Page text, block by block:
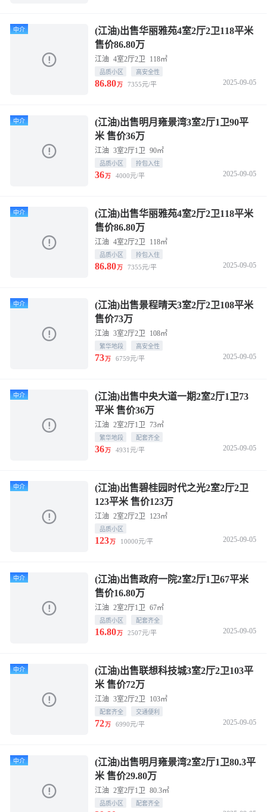
中介
(江油)出售华丽雅苑4室2厅2卫118平米
售价86.80万
江油 4室2厅2卫 118㎡
品质小区 高安全性
86.80万 7355元/平 2025-09-05
中介
(江油)出售明月雍景湾3室2厅1卫90平
米 售价36万
江油 3室2厅1卫 90㎡
品质小区 拎包入住
36万 4000元/平 2025-09-05
中介
(江油)出售华丽雅苑4室2厅2卫118平米
售价86.80万
江油 4室2厅2卫 118㎡
品质小区 拎包入住
86.80万 7355元/平 2025-09-05
中介
(江油)出售景程晴天3室2厅2卫108平米
售价73万
江油 3室2厅2卫 108㎡
繁华地段 高安全性
73万 6759元/平 2025-09-05
中介
(江油)出售中央大道一期2室2厅1卫73
平米 售价36万
江油 2室2厅1卫 73㎡
繁华地段 配套齐全
36万 4931元/平 2025-09-05
中介
(江油)出售碧桂园时代之光2室2厅2卫
123平米 售价123万
江油 2室2厅2卫 123㎡
品质小区
123万 10000元/平 2025-09-05
中介
(江油)出售政府一院2室2厅1卫67平米
售价16.80万
江油 2室2厅1卫 67㎡
品质小区 配套齐全
16.80万 2507元/平 2025-09-05
中介
(江油)出售联想科技城3室2厅2卫103平
米 售价72万
江油 3室2厅2卫 103㎡
配套齐全 交通便利
72万 6990元/平 2025-09-05
中介
(江油)出售明月雍景湾2室2厅1卫80.3平
米 售价29.80万
江油 2室2厅1卫 80.3㎡
品质小区 配套齐全